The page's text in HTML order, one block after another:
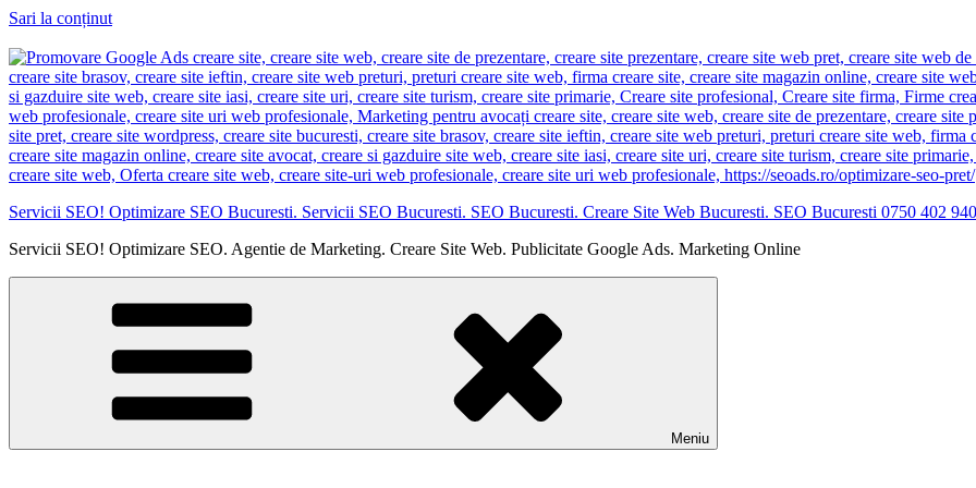
Sari la conținut
Servicii SEO! Optimizare SEO Bucuresti. Servicii SEO Bucuresti. SEO Bucuresti. Creare Site Web Bucuresti. SEO Bucuresti 0750 402 940
Servicii SEO! Optimizare SEO. Agentie de Marketing. Creare Site Web. Publicitate Google Ads. Marketing Online
Meniu